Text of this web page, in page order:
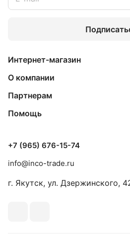
Интернет-магазин
О компании
Партнерам
Помощь
+7 (965) 676-15-74
info@inco-trade.ru
г. Якутск, ул. Дзержинского,